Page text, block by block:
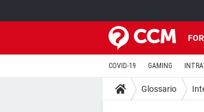
COVID-19 GAMING
Glossario